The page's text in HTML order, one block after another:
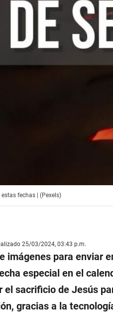
fechas | (Pexels)
25/03/2024, 03:43 p.m.
imágenes para enviar
especial en el
el sacrificio de Jesús
gracias a la